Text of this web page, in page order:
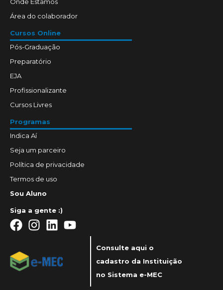
Área do colaborador
Cursos Online
Pós-Graduação
Preparatório
EJA
Profissionalizante
Cursos Livres
Programas
Indica Aí
Seja um parceiro
Política de privacidade
Termos de uso
Sou Aluno
Siga a gente :)
Consulte aqui o
cadastro da Instituição
no Sistema e-MEC